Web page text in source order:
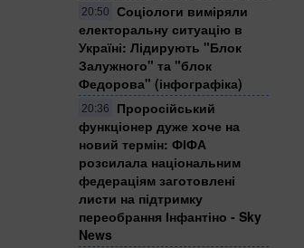
20:50
Соціологи виміряли
електоральну ситуацію в
Україні: ​Лідирують "Блок
Залужного" та "блок
Федорова" (інфографіка)
20:36
Проросійський
функціонер дуже хоче на
новий термін: ФІФА
розсилала національним
федераціям заготовлені
листи на підтримку
переобрання Інфантіно - Sky
News